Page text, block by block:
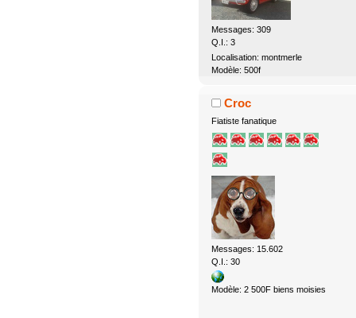
Messages: 309
Q.I.: 3
Localisation: montmerle
Modèle: 500f
Croc
Fiatiste fanatique
Messages: 15.602
Q.I.: 30
Modèle: 2 500F biens moisies